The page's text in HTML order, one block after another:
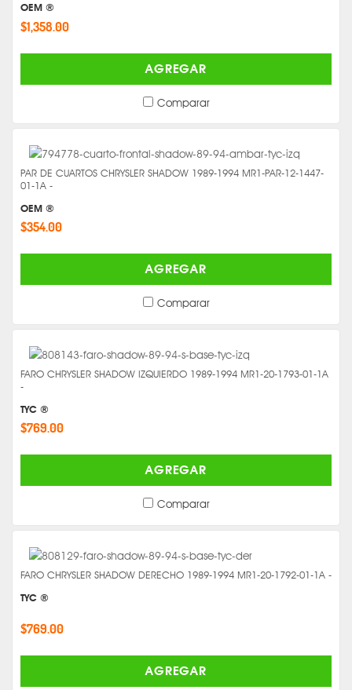
OEM ®
$1,358.00
AGREGAR
Comparar
PAR DE CUARTOS CHRYSLER SHADOW 1989-1994 MR1-PAR-12-1447-
01-1A -
OEM ®
$354.00
AGREGAR
Comparar
FARO CHRYSLER SHADOW IZQUIERDO 1989-1994 MR1-20-1793-01-1A
-
TYC ®
$769.00
AGREGAR
Comparar
FARO CHRYSLER SHADOW DERECHO 1989-1994 MR1-20-1792-01-1A -
TYC ®
$769.00
AGREGAR